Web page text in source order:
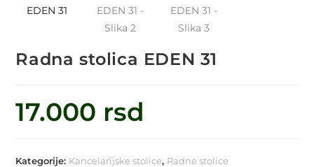
Radna stolica EDEN 31
17.000 rsd
Kategorije: Kancelarijske stolice, Radne stolice